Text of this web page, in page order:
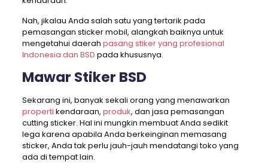
Nah, jikalau Anda salah satu yang tertarik pada
pemasangan sticker mobil, alangkah baiknya untuk
mengetahui daerah pasang stiker yang profesional
Indonesia dan BSD pada khususnya.
Mawar Stiker BSD
Sekarang ini, banyak sekali orang yang menawarkan
properti kendaraan, produk, dan jasa pemasangan
cutting sticker. Hal ini mungkin membuat Anda sedikit
lega karena apabila Anda berkeinginan memasang
sticker, Anda tak perlu jauh-jauh mendatangi toko yang
ada di tempat lain.